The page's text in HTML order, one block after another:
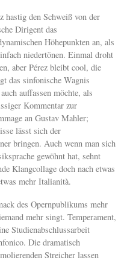
den Schweiß von der
Dirigent das
Höhepunkten an, als
niedertönen. Einmal droht
aber Pérez bleibt cool, die
das sinfonische Wagnis
auffassen möchte, als
Kommentar zur
an Gustav Mahler;
lässt sich der
bringen. Auch wenn man sich
gewöhnt hat, sehnt
Klangcollage doch nach etwas
mehr Italianità.
des Opernpublikums mehr
mehr singt. Temperament,
Studienabschlussarbeit
Die dramatisch
Streicher lassen